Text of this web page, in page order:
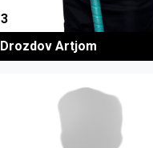
3
Drozdov Artjom